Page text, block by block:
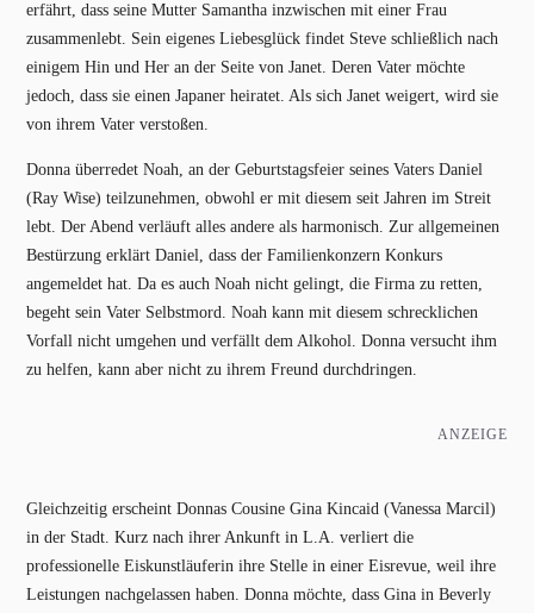
erfährt, dass seine Mutter Samantha inzwischen mit einer Frau
zusammenlebt. Sein eigenes Liebesglück findet Steve schließlich nach
einigem Hin und Her an der Seite von Janet. Deren Vater möchte
jedoch, dass sie einen Japaner heiratet. Als sich Janet weigert, wird sie
von ihrem Vater verstoßen.
Donna überredet Noah, an der Geburtstagsfeier seines Vaters Daniel
(Ray Wise) teilzunehmen, obwohl er mit diesem seit Jahren im Streit
lebt. Der Abend verläuft alles andere als harmonisch. Zur allgemeinen
Bestürzung erklärt Daniel, dass der Familienkonzern Konkurs
angemeldet hat. Da es auch Noah nicht gelingt, die Firma zu retten,
begeht sein Vater Selbstmord. Noah kann mit diesem schrecklichen
Vorfall nicht umgehen und verfällt dem Alkohol. Donna versucht ihm
zu helfen, kann aber nicht zu ihrem Freund durchdringen.
ANZEIGE
Gleichzeitig erscheint Donnas Cousine Gina Kincaid (Vanessa Marcil)
in der Stadt. Kurz nach ihrer Ankunft in L.A. verliert die
professionelle Eiskunstläuferin ihre Stelle in einer Eisrevue, weil ihre
Leistungen nachgelassen haben. Donna möchte, dass Gina in Beverly